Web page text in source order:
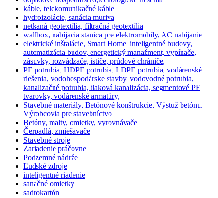
káble, telekomunikačné káble
hydroizolácie, sanácia muriva
netkaná geotextília, filtračná geotextília
wallbox, nabíjacia stanica pre elektromobily, AC nabíjanie
elektrické inštalácie, Smart Home, inteligentné budovy,
automatizácia budov, energetický manažment, vypínače,
zásuvky, rozvádzače, ističe, prúdové chrániče,
PE potrubia, HDPE potrubia, LDPE potrubia, vodárenské
riešenia, vodohospodárske stavby, vodovodné potrubia,
kanalizačné potrubia, tlaková kanalizácia, segmentové PE
tvarovky, vodárenské armatúry,
Stavebné materiály, Betónové konštrukcie, Výstuž betónu,
Výrobcovia pre stavebníctvo
Betóny, malty, omietky, vyrovnávače
Čerpadlá, zmiešavače
Stavebné stroje
Zariadenie práčovne
Podzemné nádrže
Ľudské zdroje
inteligentné riadenie
sanačné omietky
sadrokartón